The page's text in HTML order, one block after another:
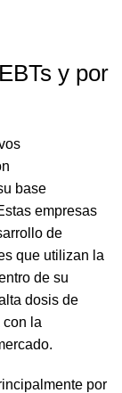
y por
base
empresas
de
que utilizan la
de su
dosis de
con la
por